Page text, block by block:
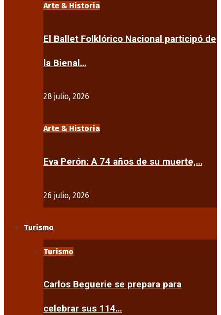
Arte & Historia
El Ballet Folklórico Nacional participó de
la Bienal…
28 julio, 2026
Arte & Historia
Eva Perón: A 74 años de su muerte,…
26 julio, 2026
Turismo
Turismo
Carlos Beguerie se prepara para
celebrar sus 114…